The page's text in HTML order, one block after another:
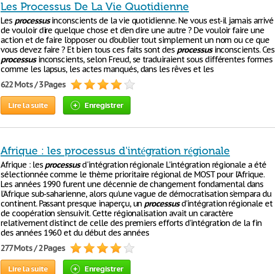
Les Processus De La Vie Quotidienne
Les processusinconscients de la vie quotidienne. Ne vous est-il jamais arrivé
de vouloir dire quelque chose et d’en dire une autre ? De vouloir faire une
action et de faire l’opposer ou d’oublier tout simplement un nom ou ce que
vous devez faire ? Et bien tous ces faits sont des processusinconscients. Ces
processusinconscients, selon Freud, se traduiraient sous différentes formes
comme les lapsus, les actes manqués, dans les rêves et les
622 Mots / 3 Pages
Lire la suite Enregistrer
Afrique : les processus d'intégration régionale
Afrique : les processusd'intégration régionale L’intégration régionale a été
sélectionnée comme le thème prioritaire régional de MOST pour l’Afrique.
Les années 1990 furent une décennie de changement fondamental dans
l’Afrique sub-saharienne, alors qu’une vague de démocratisation s’empara du
continent. Passant presque inaperçu, un processusd’intégration régionale et
de coopération s’ensuivit. Cette régionalisation avait un caractère
relativement distinct de celle des premiers efforts d’intégration de la fin
des années 1960 et du début des années
277 Mots / 2 Pages
Lire la suite Enregistrer